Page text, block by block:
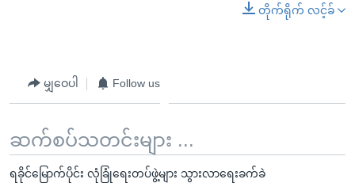
တိုက်ရိုက် လင့်ခ်
မျှဝေပါ Follow us
ဆက်စပ်သတင်းများ ...
ရခိုင်မြောက်ပိုင်း လုံခြုံရေးတပ်ဖွဲ့များ သွားလာရေးခက်ခဲ